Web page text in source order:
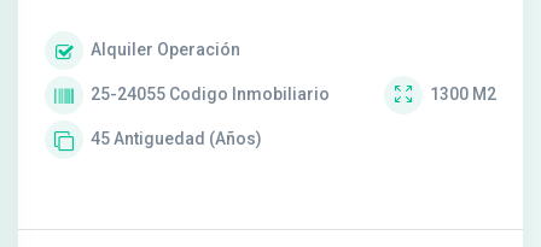
Alquiler Operación
25-24055 Codigo Inmobiliario 1300 M2
45Antiguedad (Años)